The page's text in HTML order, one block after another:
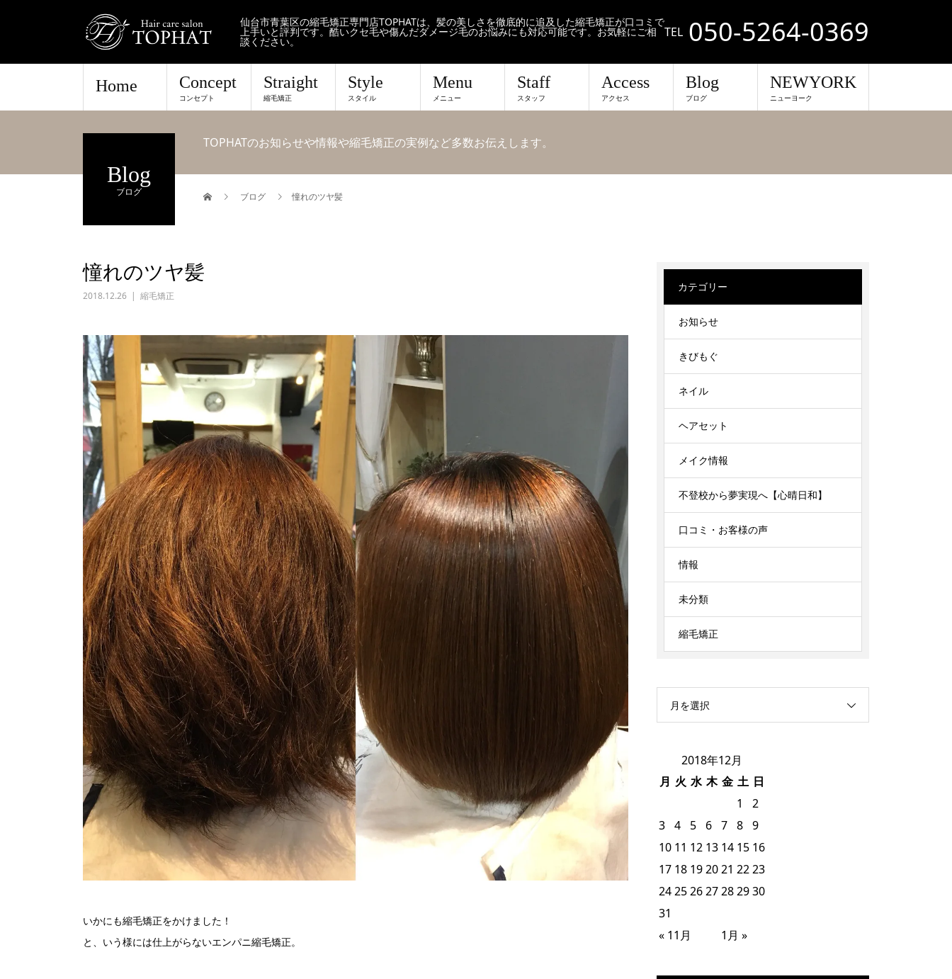
仙台市青葉区の縮毛矯正専門店TOPHATは、髪の美しさを徹底的に追及した縮毛矯正が口コミで
上手いと評判です。酷いクセ毛や傷んだダメージ毛のお悩みにも対応可能です。お気軽にご相
談ください。
TEL 050-5264-0369
Home Concept
コンセプト
Straight
縮毛矯正
Style
スタイル
Menu
メニュー
Staff
スタッフ
Access
アクセス
Blog
ブログ
NEWYORK
ニューヨーク
Blog
ブログ
TOPHATのお知らせや情報や縮毛矯正の実例など多数お伝えします。
ブログ 憧れのツヤ髪
憧れのツヤ髪
2018.12.26 縮毛矯正
いかにも縮毛矯正をかけました！
と、いう様には仕上がらないエンパニ縮毛矯正。
カテゴリー
お知らせ
きびもぐ
ネイル
ヘアセット
メイク情報
不登校から夢実現へ【心晴日和】
口コミ・お客様の声
情報
未分類
縮毛矯正
月を選択
2018年12月
月 火 水 木 金 土 日
« 11月 1月 »
1
2
3 4 5 6 7 8 9
10 11 12 13 14 15 16
17 18 192021 2223
24252627282930
31